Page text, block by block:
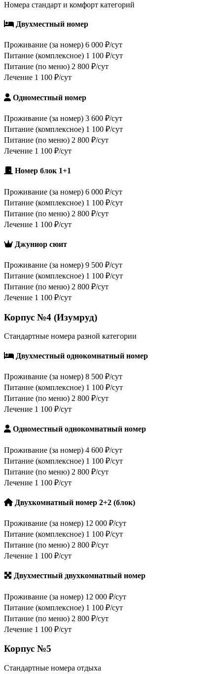
Номера стандарт и комфорт категорий
Двухместный номер
Проживание (за номер) 6 000 ₽/сут
Питание (комплексное) 1 100 ₽/сут
Питание (по меню) 2 800 ₽/сут
Лечение 1 100 ₽/сут
Одноместный номер
Проживание (за номер) 3 600 ₽/сут
Питание (комплексное) 1 100 ₽/сут
Питание (по меню) 2 800 ₽/сут
Лечение 1 100 ₽/сут
Номер блок 1+1
Проживание (за номер) 6 000 ₽/сут
Питание (комплексное) 1 100 ₽/сут
Питание (по меню) 2 800 ₽/сут
Лечение 1 100 ₽/сут
Джуниор сюит
Проживание (за номер) 9 500 ₽/сут
Питание (комплексное) 1 100 ₽/сут
Питание (по меню) 2 800 ₽/сут
Лечение 1 100 ₽/сут
Корпус №4 (Изумруд)
Стандартные номера разной категории
Двухместный однокомнатный номер
Проживание (за номер) 8 500 ₽/сут
Питание (комплексное) 1 100 ₽/сут
Питание (по меню) 2 800 ₽/сут
Лечение 1 100 ₽/сут
Одноместный однокомнатный номер
Проживание (за номер) 4 600 ₽/сут
Питание (комплексное) 1 100 ₽/сут
Питание (по меню) 2 800 ₽/сут
Лечение 1 100 ₽/сут
Двухкомнатный номер 2+2 (блок)
Проживание (за номер) 12 000 ₽/сут
Питание (комплексное) 1 100 ₽/сут
Питание (по меню) 2 800 ₽/сут
Лечение 1 100 ₽/сут
Двухместный двухкомнатный номер
Проживание (за номер) 12 000 ₽/сут
Питание (комплексное) 1 100 ₽/сут
Питание (по меню) 2 800 ₽/сут
Лечение 1 100 ₽/сут
Корпус №5
Стандартные номера отдыха